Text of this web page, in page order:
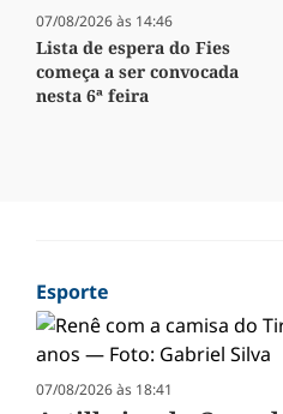
07/08/2026 às 14:46
Lista de espera do Fies
começa a ser convocada
nesta 6ª feira
Esporte
07/08/2026 às 18:41